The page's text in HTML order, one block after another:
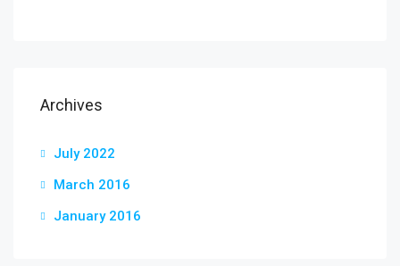
Archives
July 2022
March 2016
January 2016